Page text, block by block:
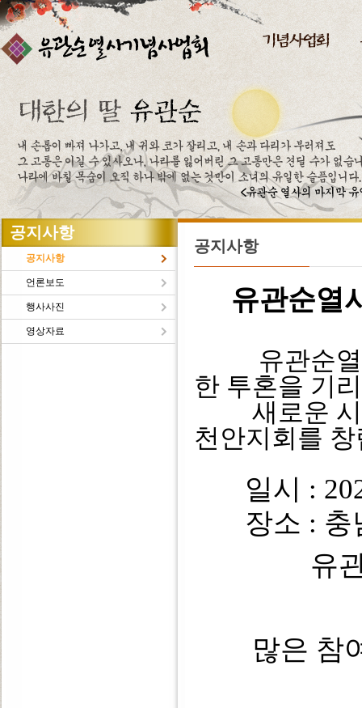
주메뉴바로가기
본문바로가기
공지사항
공지사항
언론보도
행사사진
영상자료
공지사항
유관순열
유관순열사
한 투혼을 기
새로운 시
천안지회를
일시 :
장소 : 충
유
많은 참여